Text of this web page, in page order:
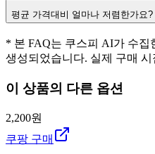
평균 가격대비 얼마나 저렴한가요?
* 본 FAQ는 쿠스피 AI가 수집
생성되었습니다. 실제 구매
이 상품의 다른 옵션
2,200원
쿠팡 구매